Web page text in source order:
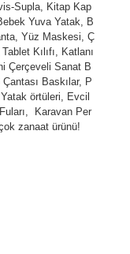
Supla, Kitap Kap
Yuva Yatak, B
Yüz Maskesi, Ç
Kılıfı, Katlanı
Çerçeveli Sanat B
Baskılar, P
örtüleri, Evcil
Karavan Per
zanaat ürünü!